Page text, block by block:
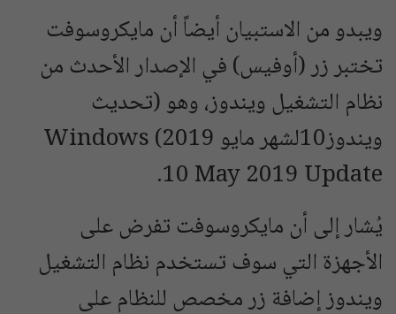
ويبدو من الاستبيان أيضاً أن مايكروسوفت
تختبر زر (أوفيس) في الإصدار الأحدث من
نظام التشغيل ويندوز، وهو (تحديث
ويندوز10لشهر مايو 2019) Windows
10 May 2019 Update.
يُشار إلى أن مايكروسوفت تفرض على
الأجهزة التي سوف تستخدم نظام التشغيل
ويندوز إضافة زر مخصص للنظام على